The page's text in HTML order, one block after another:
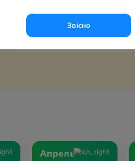
Звісно
Все включено
75 768 грн
Апрель